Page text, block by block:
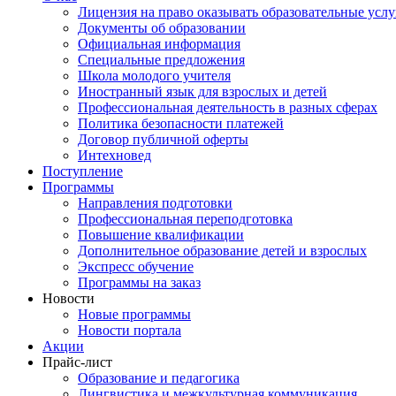
Лицензия на право оказывать образовательные
Документы об образовании
Официальная информация
Специальные предложения
Школа молодого учителя
Иностранный язык для взрослых и детей
Профессиональная деятельность в разных сферах
Политика безопасности платежей
Договор публичной оферты
Интехновед
Поступление
Программы
Направления подготовки
Профессиональная переподготовка
Повышение квалификации
Дополнительное образование детей и взрослых
Экспресс обучение
Программы на заказ
Новости
Новые программы
Новости портала
Акции
Прайс-лист
Образование и педагогика